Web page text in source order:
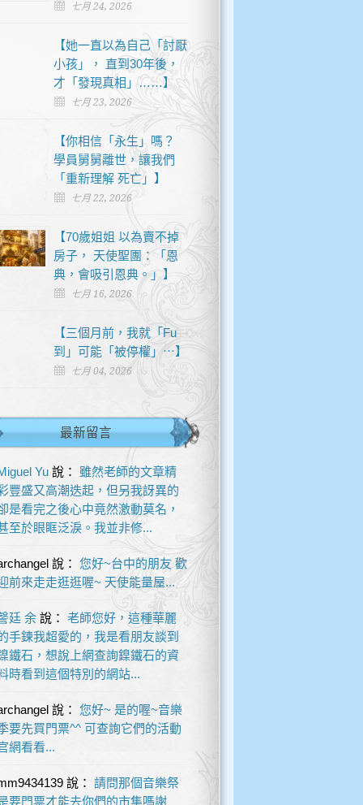
七月 24, 2026
【她一直以為自己「討厭
小孩」， 直到30年後，
才「發現真相」……】
七月 23, 2026
【你相信「永生」嗎？
學員舅舅離世，讓我們
「重新理解 死亡」】
七月 22, 2026
【70歲姐姐 以為賣不掉
房子， 天使聖團：「恩
典，會吸引恩典。」】
七月 16, 2026
【三個月前，我就「Fu
到」可能「被停權」⋯】
七月 04, 2026
最新留言
Yu說： 雖然老師的文章精
豐盛又高潮迭起，但另我訝異的
是看完之後心中竟然激動莫名，
至於眼眶泛淚。我並非修...
說： 您好~台中的朋友 歡
前來走走逛逛喔~ 天使能量屋...
廷 余說： 老師您好，這種華麗
手鍊我超愛的，我是看朋友談到
鐵石，想說上網查詢鎳鐵石的資
時看到這個特別的網站...
說： 您好~ 是的喔~音樂
要先買門票^^ 可查詢它們的活動
網看看...
說： 請問那個音樂祭
要門票才能去你們的市集嗎謝